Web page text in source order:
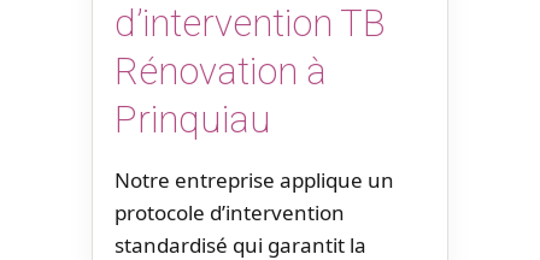
d’intervention TB
Rénovation à
Prinquiau
Notre entreprise applique un
protocole d’intervention
standardisé qui garantit la